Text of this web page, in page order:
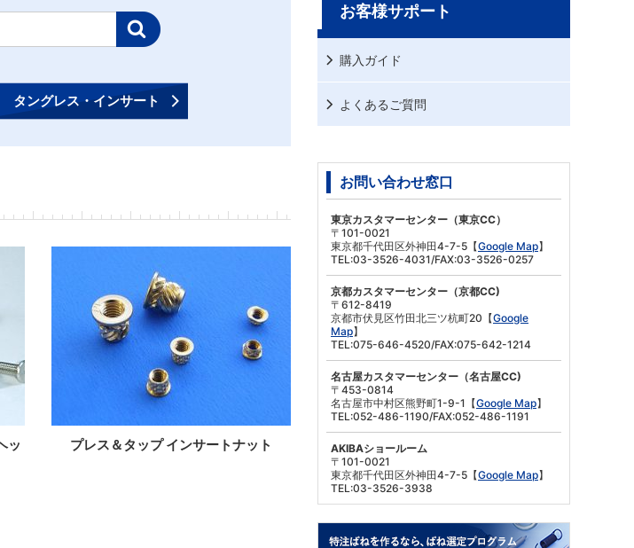
タングレス・インサート
ッ
プレス＆タップ インサートナット
お客様サポート
購入ガイド
よくあるご質問
お問い合わせ窓口
東京カスタマーセンター（東京CC）
〒101-0021
東京都千代田区外神田4-7-5【Google Map】
TEL:03-3526-4031/FAX:03-3526-0257
京都カスタマーセンター（京都CC)
〒612-8419
京都市伏見区竹田北三ツ杭町20【Google
Map】
TEL:075-646-4520/FAX:075-642-1214
名古屋カスタマーセンター（名古屋CC)
〒453-0814
名古屋市中村区熊野町1-9-1【Google Map】
TEL:052-486-1190/FAX:052-486-1191
AKIBAショールーム
〒101-0021
東京都千代田区外神田4-7-5【Google Map】
TEL:03-3526-3938